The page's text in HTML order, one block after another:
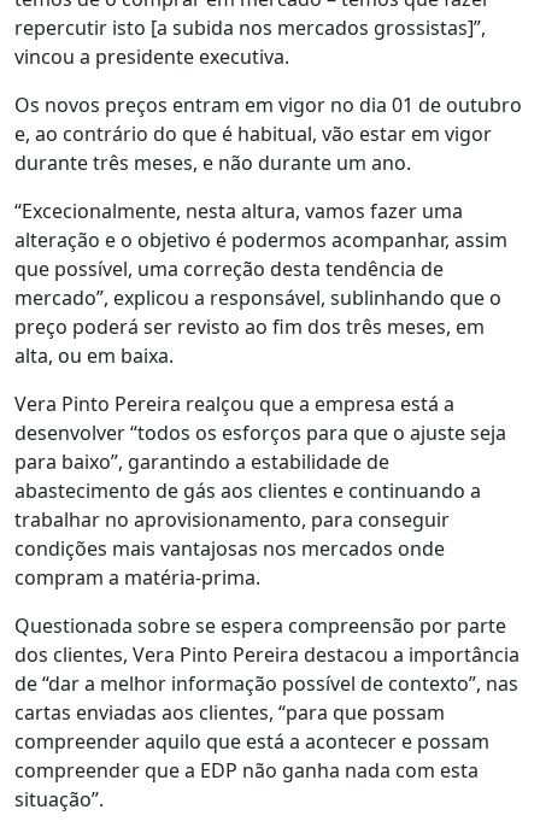
repercutir isto [a subida nos mercados grossistas]”,
vincou a presidente executiva.
Os novos preços entram em vigor no dia 01 de outubro
e, ao contrário do que é habitual, vão estar em vigor
durante três meses, e não durante um ano.
“Excecionalmente, nesta altura, vamos fazer uma
alteração e o objetivo é podermos acompanhar, assim
que possível, uma correção desta tendência de
mercado”, explicou a responsável, sublinhando que o
preço poderá ser revisto ao fim dos três meses, em
alta, ou em baixa.
Vera Pinto Pereira realçou que a empresa está a
desenvolver “todos os esforços para que o ajuste seja
para baixo”, garantindo a estabilidade de
abastecimento de gás aos clientes e continuando a
trabalhar no aprovisionamento, para conseguir
condições mais vantajosas nos mercados onde
compram a matéria-prima.
Questionada sobre se espera compreensão por parte
dos clientes, Vera Pinto Pereira destacou a importância
de “dar a melhor informação possível de contexto”, nas
cartas enviadas aos clientes, “para que possam
compreender aquilo que está a acontecer e possam
compreender que a EDP não ganha nada com esta
situação”.